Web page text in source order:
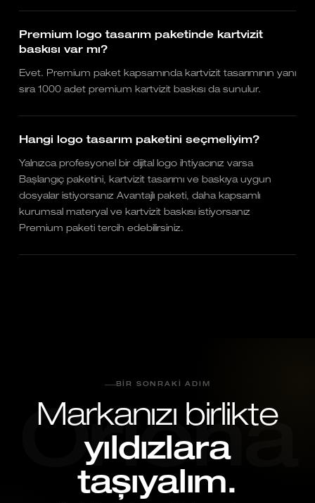
Premium logo tasarım paketinde kartvizit
baskısı var mı?
Evet. Premium paket kapsamında kartvizit tasarımının yanı
sıra 1000 adet premium kartvizit baskısı da sunulur.
Hangi logo tasarım paketini seçmeliyim?
Yalnızca profesyonel bir dijital logo ihtiyacınız varsa
Başlangıç paketini, kartvizit tasarımı ve baskıya uygun
dosyalar istiyorsanız Avantajlı paketi, daha kapsamlı
kurumsal materyal ve kartvizit baskısı istiyorsanız
Premium paketi tercih edebilirsiniz.
Oriona
BIR SONRAKI ADIM
Markanızı birlikte
yıldızlara
taşıyalım.